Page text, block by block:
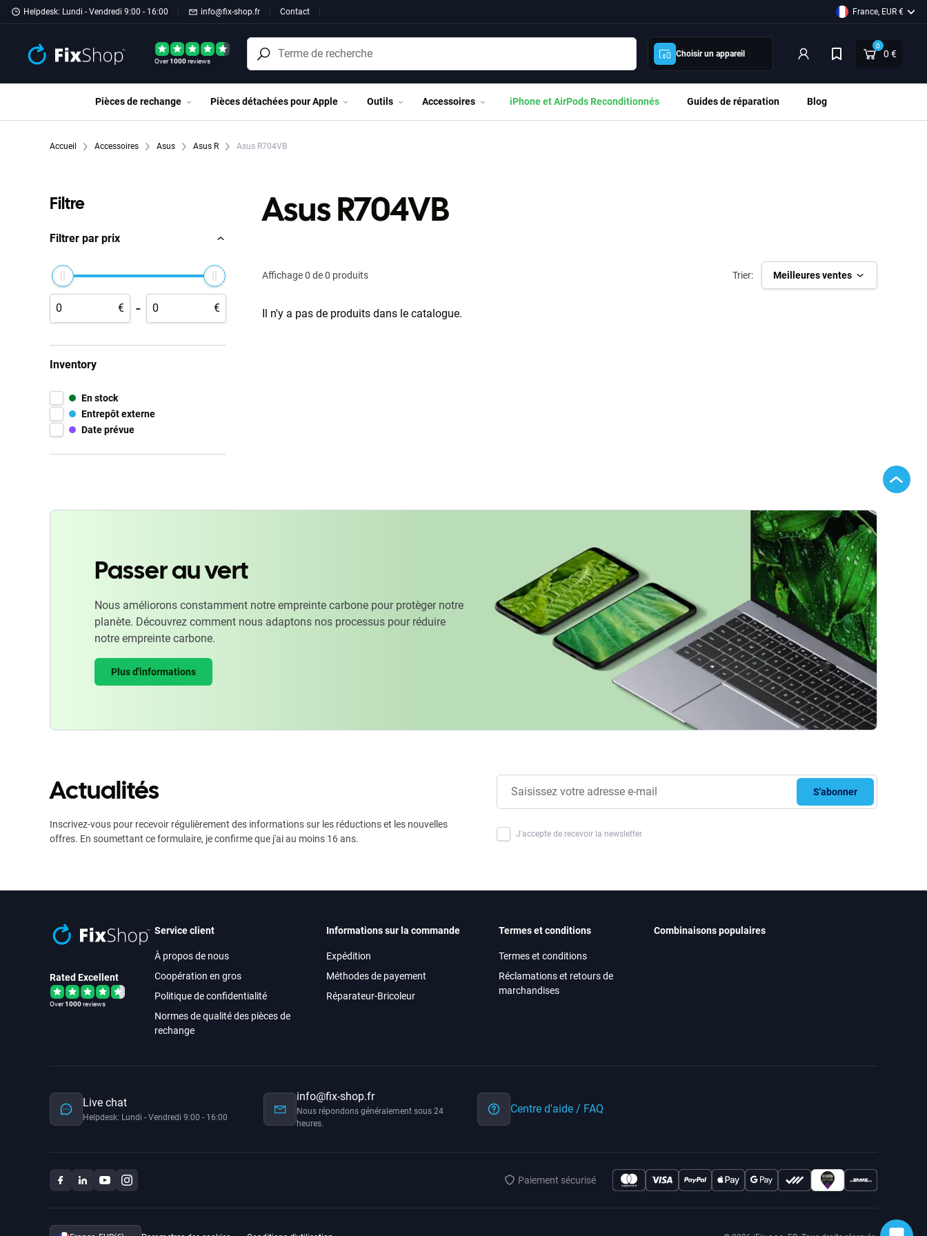
Passer au contenu principal
Helpdesk: Lundi - Vendredi 9:00 - 16:00 info@fix-shop.fr Contact France, EUR €
Over1000reviews
Choisir un appareil
0
0 €
Pièces de rechange Pièces détachées pour Apple Outils Accessoires iPhone et AirPods Reconditionnés Guides de réparation Blog
Accueil Accessoires Asus Asus R Asus R704VB
Filtre
Filtrer par prix
€ - €
Inventory
En stock
Entrepôt externe
Date prévue
Asus R704VB
Affichage0 de 0 produits Trier: Meilleures ventes
Il n'y a pas de produits dans le catalogue.
Passer au vert
Nous améliorons constamment notre empreinte carbone pour protèger notre
planète. Découvrez comment nous adaptons nos processus pour réduire
notre empreinte carbone.
Plus d'informations
Actualités
Inscrivez-vous pour recevoir régulièrement des informations sur les réductions et les nouvelles
offres. En soumettant ce formulaire, je confirme que j'ai au moins 16 ans.
S'abonner
J'accepte de recevoir la newsletter
Rated Excellent
Over1000reviews
Service client
À propos de nous
Coopération en gros
Politique de confidentialité
Normes de qualité des pièces de
rechange
Informations sur la commande
Expédition
Méthodes de payement
Réparateur-Bricoleur
Termes et conditions
Termes et conditions
Réclamations et retours de
marchandises
Combinaisons populaires
Live chat
Helpdesk: Lundi - Vendredi 9:00 - 16:00
info@fix-shop.fr
Nous répondons généralement sous 24
heures.
Centre d'aide / FAQ
Paiement sécurisé